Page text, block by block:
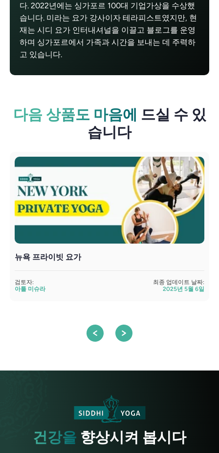
다. 2022년에는 싱가포르 100대 기업가상을 수상했
습니다. 미라는 요가 강사이자 테라피스트였지만, 현
재는 시디 요가 인터내셔널을 이끌고 블로그를 운영
하며 싱가포르에서 가족과 시간을 보내는 데 주력하
고 있습니다.
다음 상품도 마음에 드실 수 있
습니다
뉴욕 프라이빗 요가
검토자:
아툴 미슈라
최종 업데이트 날짜:
2025년 5월 6일
건강을 향상시켜 봅시다